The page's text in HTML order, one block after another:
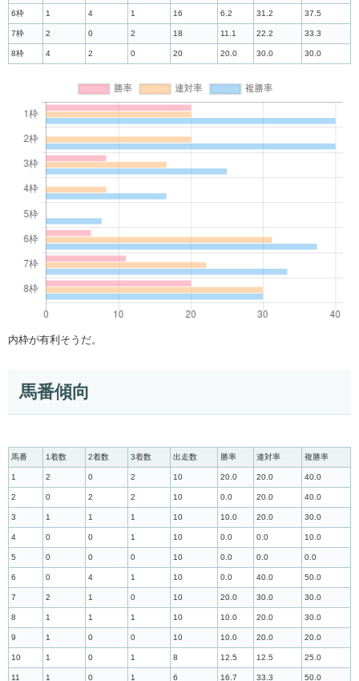
6枠 1 4 1 16 6.2 31.2 37.5
7枠 2 0 2 18 11.1 22.2 33.3
8枠 4 2 0 20 20.0 30.0 30.0
内枠が有利そうだ。
馬番傾向
馬番 1着数 2着数 3着数 出走数 勝率 連対率 複勝率
1 2 0 2 10 20.0 20.0 40.0
2 0 2 2 10 0.0 20.0 40.0
3 1 1 1 10 10.0 20.0 30.0
4 0 0 1 10 0.0 0.0 10.0
5 0 0 0 10 0.0 0.0 0.0
6 0 4 1 10 0.0 40.0 50.0
7 2 1 0 10 20.0 30.0 30.0
8 1 1 1 10 10.0 20.0 30.0
9 1 0 0 10 10.0 20.0 20.0
10 1 0 1 8 12.5 12.5 25.0
11 1 0 1 6 16.7 33.3 50.0